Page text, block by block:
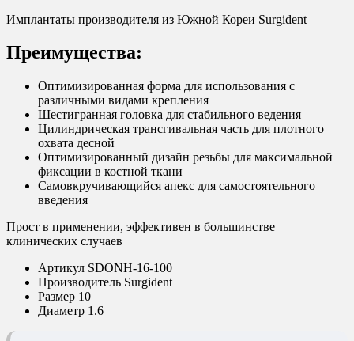
Имплантаты производителя из Южной Кореи Surgident
Преимущества:
Оптимизированная форма для использования с
различными видами крепления
Шестигранная головка для стабильного ведения
Цилиндрическая трансгивальная часть для плотного
охвата десной
Оптимизированный дизайн резьбы для максимальной
фиксации в костной ткани
Самовкручивающийся апекс для самостоятельного
введения
Прост в применении, эффективен в большинстве
клинических случаев
Артикул SDONH-16-100
Производитель Surgident
Размер 10
Диаметр 1.6